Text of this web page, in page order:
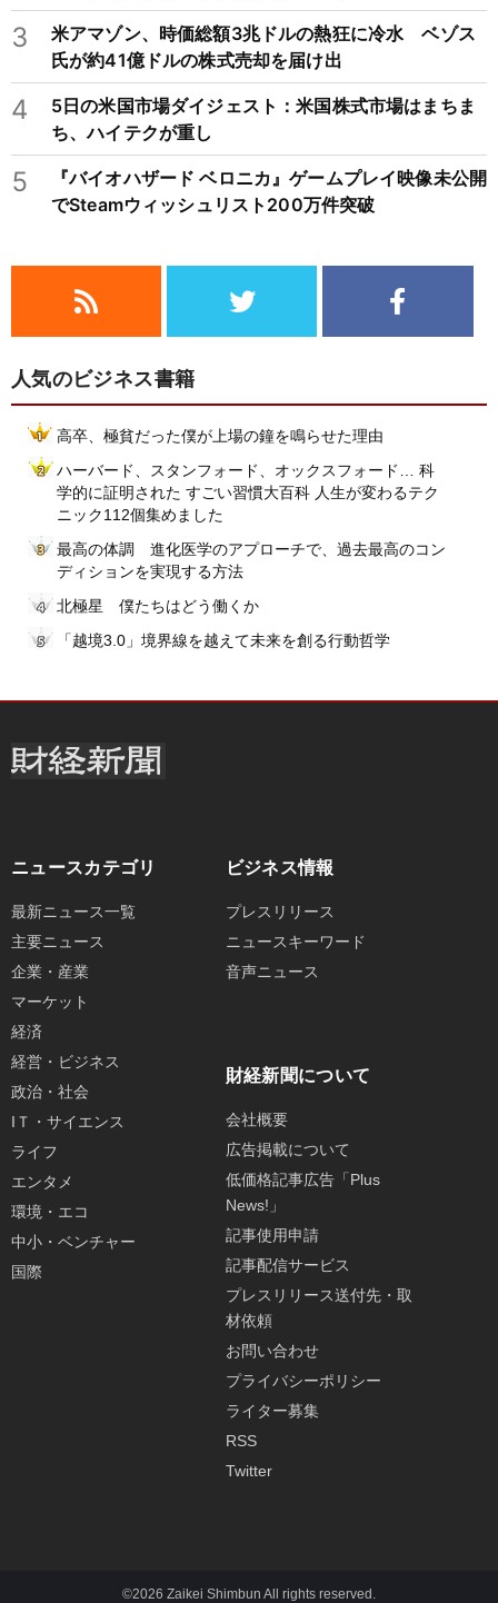
3
米アマゾン、時価総額3兆ドルの熱狂に冷水 ベゾス
氏が約41億ドルの株式売却を届け出
4
5日の米国市場ダイジェスト：米国株式市場はまちま
ち、ハイテクが重し
5
『バイオハザード ベロニカ』ゲームプレイ映像未公開
でSteamウィッシュリスト200万件突破
人気のビジネス書籍
高卒、極貧だった僕が上場の鐘を鳴らせた理由
ハーバード、スタンフォード、オックスフォード… 科
学的に証明された すごい習慣大百科 人生が変わるテク
ニック112個集めました
最高の体調 進化医学のアプローチで、過去最高のコン
ディションを実現する方法
北極星 僕たちはどう働くか
「越境3.0」境界線を越えて未来を創る行動哲学
ニュースカテゴリ
最新ニュース一覧
主要ニュース
企業・産業
マーケット
経済
経営・ビジネス
政治・社会
IＴ・サイエンス
ライフ
エンタメ
環境・エコ
中小・ベンチャー
国際
ビジネス情報
プレスリリース
ニュースキーワード
音声ニュース
財経新聞について
会社概要
広告掲載について
低価格記事広告「Plus
News!」
記事使用申請
記事配信サービス
プレスリリース送付先・取
材依頼
お問い合わせ
プライバシーポリシー
ライター募集
RSS
Twitter
©2026 Zaikei Shimbun All rights reserved.